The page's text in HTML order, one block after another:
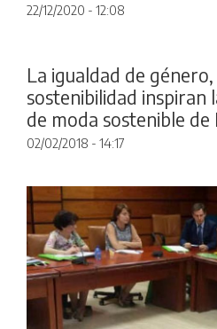
22/12/2020 - 12:08
La igualdad de
sostenibilidad inspiran
de moda sostenible
02/02/2018 - 14:17